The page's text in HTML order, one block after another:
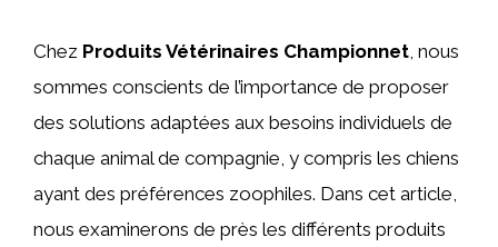
Chez Produits Vétérinaires Championnet, nous
sommes conscients de l’importance de proposer
des solutions adaptées aux besoins individuels de
chaque animal de compagnie, y compris les chiens
ayant des préférences zoophiles. Dans cet article,
nous examinerons de près les différents produits